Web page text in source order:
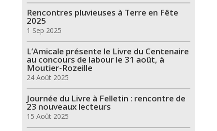
Rencontres pluvieuses à Terre en Fête
2025
1 Sep 2025
L’Amicale présente le Livre du Centenaire
au concours de labour le 31 août, à
Moutier-Rozeille
24 Août 2025
Journée du Livre à Felletin : rencontre de
23 nouveaux lecteurs
15 Août 2025